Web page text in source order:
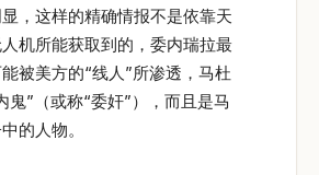
，这样的精确情报不是依靠天
机所能获取到的，委内瑞拉最
被美方的“线人”所渗透，马杜
鬼”（或称“委奸”），而且是马
的人物。